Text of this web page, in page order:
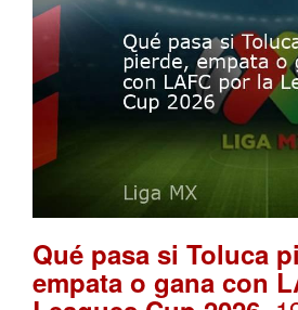
Qué pasa si Toluca
empata o gana con